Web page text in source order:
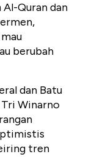
Quran dan
berubah
dan Batu
Winarno
tren